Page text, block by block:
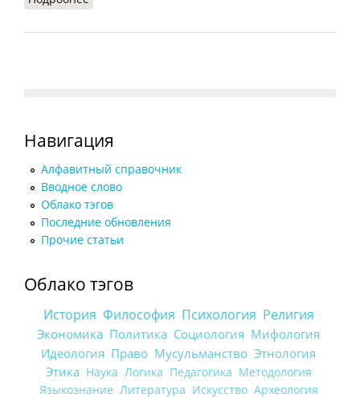
Навигация
Алфавитный справочник
Вводное слово
Облако тэгов
Последние обновления
Прочие статьи
Облако тэгов
История Философия Психология Религия
Экономика Политика Социология Мифология
Идеология Право Мусульманство Этнология
Этика Наука Логика Педагогика Методология
Языкознание Литература Искусство Археология